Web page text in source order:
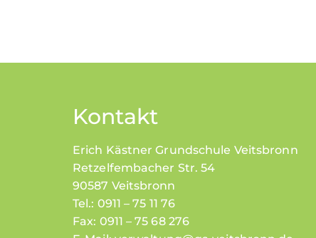
Kontakt
Erich Kästner Grundschule Veitsbronn
Retzelfembacher Str. 54
90587 Veitsbronn
Tel.: 0911 – 75 11 76
Fax: 0911 – 75 68 276